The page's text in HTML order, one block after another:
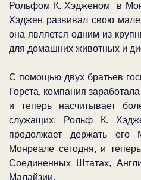
Рольфом К. Хэдженом в
Хэджен развивал свою
она является одним из
для домашних животных и
С помощью двух братьев
Горста, компания
и теперь насчитывает
служащих. Рольф К.
продолжает держать
Монреале сегодня, и
Соединенных Штатах,
Малайзии.